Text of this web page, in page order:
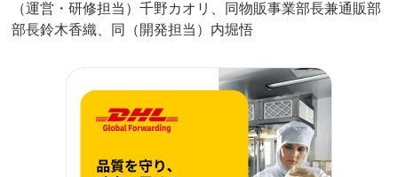
（運営・研修担当）千野カオリ、同物販事業部長兼通販部
部長鈴木香織、同（開発担当）内堀悟